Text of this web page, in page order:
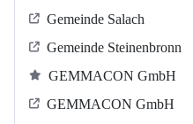
Gemeinde Salach
Gemeinde Steinenbronn
GEMMACON GmbH
GEMMACON GmbH